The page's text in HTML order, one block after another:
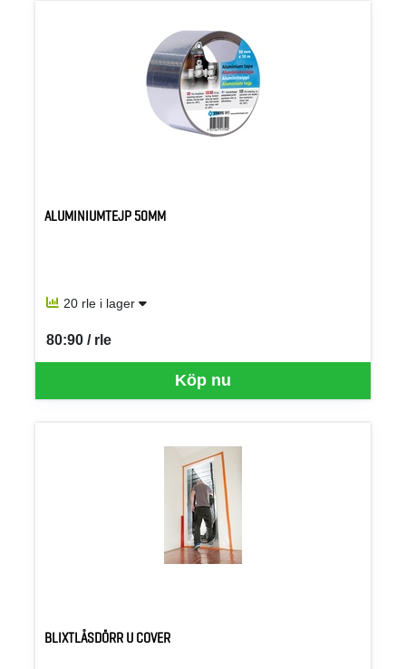
ALUMINIUMTEJP 50MM
20 rle i lager
Köp nu
80:90 / rle
SEK per RLE
BLIXTLÅSDÖRR U COVER